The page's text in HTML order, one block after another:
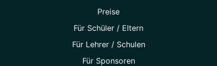
Preise
Für Schüler / Eltern
Für Lehrer / Schulen
Für Sponsoren